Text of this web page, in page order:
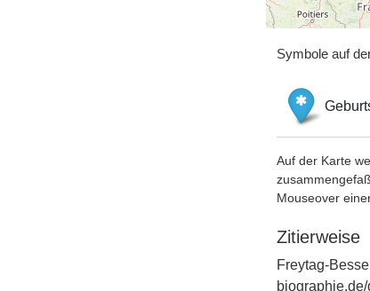
Symbole auf
Auf der Karte
Mouseover
Zitierweise
Freytag-